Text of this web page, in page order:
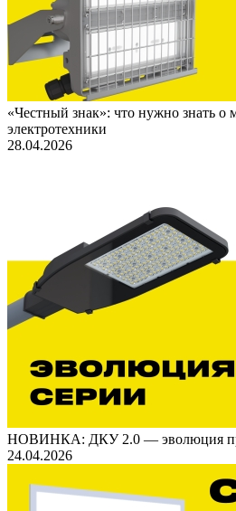
«Честный знак»: что нужно знать о
электротехники
28.04.2026
НОВИНКА: ДКУ 2.0 — эволюция
24.04.2026